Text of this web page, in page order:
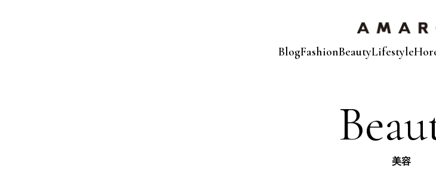
BlogFashionBeautyLifestyle
美容